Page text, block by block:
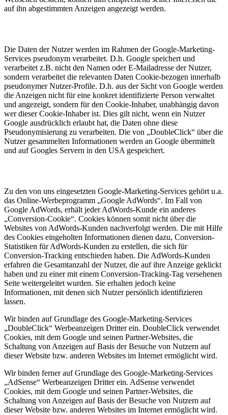
auf ihn abgestimmten Anzeigen angezeigt werden.
Die Daten der Nutzer werden im Rahmen der Google-Marketing-
Services pseudonym verarbeitet. D.h. Google speichert und
verarbeitet z.B. nicht den Namen oder E-Mailadresse der Nutzer,
sondern verarbeitet die relevanten Daten Cookie-bezogen innerhalb
pseudonymer Nutzer-Profile. D.h. aus der Sicht von Google werden
die Anzeigen nicht für eine konkret identifizierte Person verwaltet
und angezeigt, sondern für den Cookie-Inhaber, unabhängig davon
wer dieser Cookie-Inhaber ist. Dies gilt nicht, wenn ein Nutzer
Google ausdrücklich erlaubt hat, die Daten ohne diese
Pseudonymisierung zu verarbeiten. Die von „DoubleClick“ über die
Nutzer gesammelten Informationen werden an Google übermittelt
und auf Googles Servern in den USA gespeichert.
Zu den von uns eingesetzten Google-Marketing-Services gehört u.a.
das Online-Werbeprogramm „Google AdWords“. Im Fall von
Google AdWords, erhält jeder AdWords-Kunde ein anderes
„Conversion-Cookie“. Cookies können somit nicht über die
Websites von AdWords-Kunden nachverfolgt werden. Die mit Hilfe
des Cookies eingeholten Informationen dienen dazu, Conversion-
Statistiken für AdWords-Kunden zu erstellen, die sich für
Conversion-Tracking entschieden haben. Die AdWords-Kunden
erfahren die Gesamtanzahl der Nutzer, die auf ihre Anzeige geklickt
haben und zu einer mit einem Conversion-Tracking-Tag versehenen
Seite weitergeleitet wurden. Sie erhalten jedoch keine
Informationen, mit denen sich Nutzer persönlich identifizieren
lassen.
Wir binden auf Grundlage des Google-Marketing-Services
„DoubleClick“ Werbeanzeigen Dritter ein. DoubleClick verwendet
Cookies, mit dem Google und seinen Partner-Websites, die
Schaltung von Anzeigen auf Basis der Besuche von Nutzern auf
dieser Website bzw. anderen Websites im Internet ermöglicht wird.
Wir binden ferner auf Grundlage des Google-Marketing-Services
„AdSense“ Werbeanzeigen Dritter ein. AdSense verwendet
Cookies, mit dem Google und seinen Partner-Websites, die
Schaltung von Anzeigen auf Basis der Besuche von Nutzern auf
dieser Website bzw. anderen Websites im Internet ermöglicht wird.